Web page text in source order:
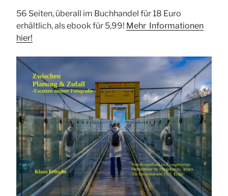
56 Seiten, überall im Buchhandel für 18 Euro
erhältlich, als ebook für 5,99! Mehr Informationen
hier!